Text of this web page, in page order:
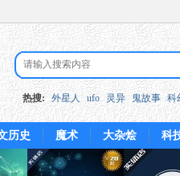
热搜: 外星人 ufo 灵异 鬼故事 科
历史 魔术 大杂烩 科